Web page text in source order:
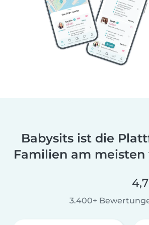
Babysits ist die
Familien am meisten
3.400+